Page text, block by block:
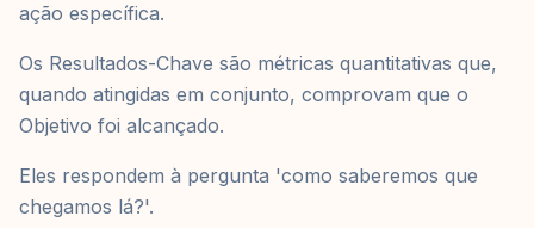
ação específica.
Os Resultados-Chave são métricas quantitativas que,
quando atingidas em conjunto, comprovam que o
Objetivo foi alcançado.
Eles respondem à pergunta 'como saberemos que
chegamos lá?'.